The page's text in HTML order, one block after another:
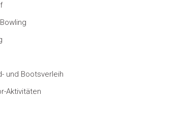
und Bootsverleih
Aktivitäten